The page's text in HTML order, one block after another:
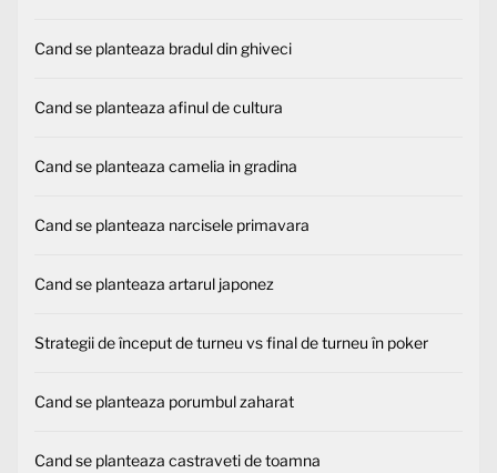
Cand se planteaza bradul din ghiveci
Cand se planteaza afinul de cultura
Cand se planteaza camelia in gradina
Cand se planteaza narcisele primavara
Cand se planteaza artarul japonez
Strategii de început de turneu vs final de turneu în poker
Cand se planteaza porumbul zaharat
Cand se planteaza castraveti de toamna